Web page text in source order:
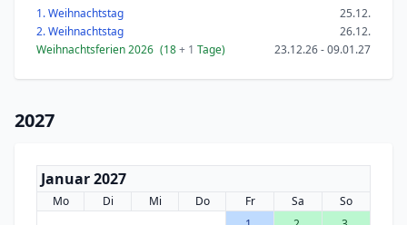
1. Weihnachtstag
25.12.
2. Weihnachtstag
26.12.
Weihnachtsferien 2026 (18+ 1 Tage) 23.12.26 - 09.01.27
2027
Januar 2027
Mo Di Mi Do Fr Sa
So